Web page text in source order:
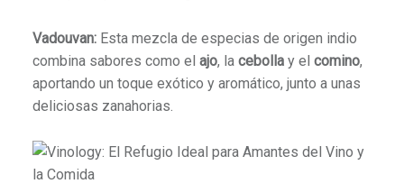
Vadouvan:Esta mezcla de especias de origen indio
combina sabores como el ajo, la cebollay el comino,
aportando un toque exótico y aromático, junto a unas
deliciosas zanahorias.